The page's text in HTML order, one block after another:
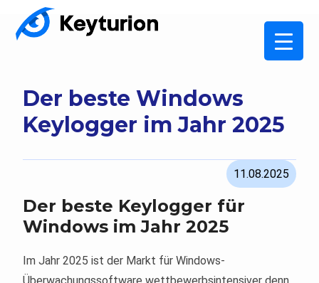
Der beste Windows
Keylogger im Jahr 2025
11.08.2025
Der beste Keylogger für
Windows im Jahr 2025
Im Jahr 2025 ist der Markt für Windows-